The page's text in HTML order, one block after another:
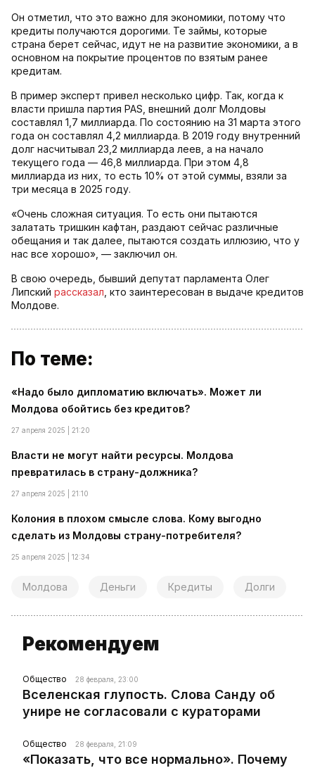
Он отметил, что это важно для экономики, потому что
кредиты получаются дорогими. Те займы, которые
страна берет сейчас, идут не на развитие экономики, а в
основном на покрытие процентов по взятым ранее
кредитам.
В пример эксперт привел несколько цифр. Так, когда к
власти пришла партия PAS, внешний долг Молдовы
составлял 1,7 миллиарда. По состоянию на 31 марта этого
года он составлял 4,2 миллиарда. В 2019 году внутренний
долг насчитывал 23,2 миллиарда леев, а на начало
текущего года — 46,8 миллиарда. При этом 4,8
миллиарда из них, то есть 10% от этой суммы, взяли за
три месяца в 2025 году.
«Очень сложная ситуация. То есть они пытаются
залатать тришкин кафтан, раздают сейчас различные
обещания и так далее, пытаются создать иллюзию, что у
нас все хорошо», — заключил он.
В свою очередь, бывший депутат парламента Олег
Липский рассказал , кто заинтересован в выдаче кредитов
Молдове.
По теме:
«Надо было дипломатию включать». Может ли
Молдова обойтись без кредитов?
27 апреля 2025 | 21:20
Власти не могут найти ресурсы. Молдова
превратилась в страну-должника?
27 апреля 2025 | 21:10
Колония в плохом смысле слова. Кому выгодно
сделать из Молдовы страну-потребителя?
25 апреля 2025 | 12:34
Молдова Деньги Кредиты Долги
Рекомендуем
Общество 28 февраля, 23:00
Вселенская глупость. Слова Санду об
унире не согласовали с кураторами
Общество 28 февраля, 21:09
«Показать, что все нормально». Почему